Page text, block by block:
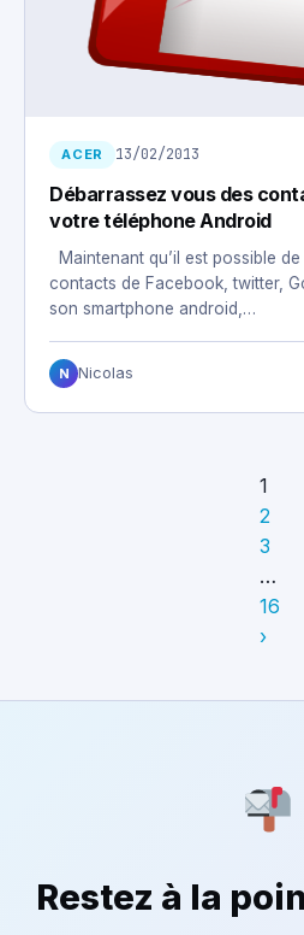
ACER 13/02/2013
Débarrassez vous des
votre téléphone Android
Maintenant qu’il est possible
contacts de Facebook, twitter,
son smartphone android,…
N Nicolas
1
2
3
…
16
›
Restez à la